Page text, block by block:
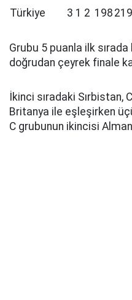
Türkiye 3 1 2 198 219
Grubu 5 puanla ilk
doğrudan çeyrek finale
İkinci sıradaki
Britanya ile eşleşirken
C grubunun ikincisi